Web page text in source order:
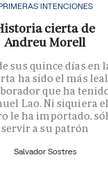
INTENCIONES
cierta de
Andreu Morell
sus quince días en
ha sido el más leal
que ha
Lao. Ni siquiera
le ha importado,
servir a su patrón
Salvador Sostres